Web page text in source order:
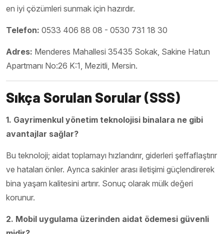
en iyi çözümleri sunmak için hazırdır.
Telefon: 0533 406 88 08 - 0530 731 18 30
Adres: Menderes Mahallesi 35435 Sokak, Sakine Hatun
Apartmanı No:26 K:1, Mezitli, Mersin.
Sıkça Sorulan Sorular (SSS)
1. Gayrimenkul yönetim teknolojisi binalara ne gibi
avantajlar sağlar?
Bu teknoloji; aidat toplamayı hızlandırır, giderleri şeffaflaştırır
ve hataları önler. Ayrıca sakinler arası iletişimi güçlendirerek
bina yaşam kalitesini artırır. Sonuç olarak mülk değeri
korunur.
2. Mobil uygulama üzerinden aidat ödemesi güvenli